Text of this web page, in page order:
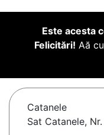
Este acesta
Felicitări! Aă
Catanele
Sat Catanele,